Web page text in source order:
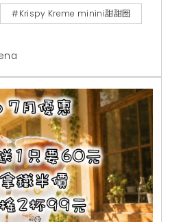
加價購貼紙包、迷你提袋與
日期間更祭出LINE好友憑券
甜圈盒的買一送一限時優
#Krispy Kreme minini甜甜圈